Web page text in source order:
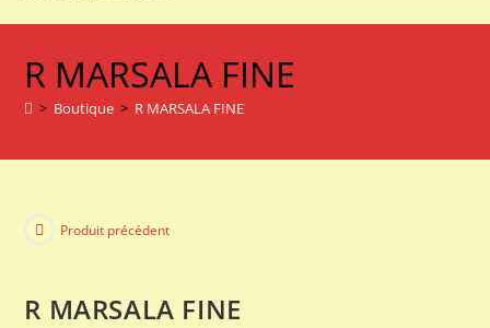
R MARSALA FINE
> Boutique > R MARSALA FINE
Produit précédent
R MARSALA FINE